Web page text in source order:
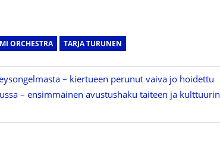
ORCHESTRA TARJA TURUNEN
– kiertueen perunut vaiva jo hoidettu
– ensimmäinen avustushaku taiteen ja kulttuurin